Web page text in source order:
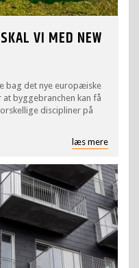
VI MED NEW
bag det nye europæiske
byggebranchen kan få
discipliner på
læs mere